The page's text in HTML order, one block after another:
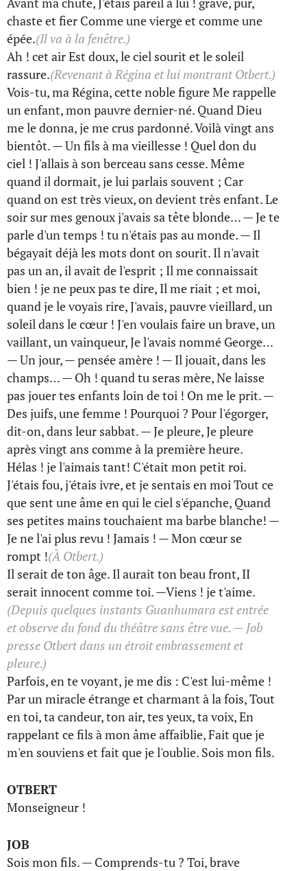
chaste et fier Comme une vierge et comme une
épée.(Il va à la fenêtre.)
Ah ! cet air Est doux, le ciel sourit et le soleil
rassure.(Revenant à Régina et lui montrant Otbert.)
Vois-tu, ma Régina, cette noble figure Me rappelle
un enfant, mon pauvre dernier-né. Quand Dieu
me le donna, je me crus pardonné. Voilà vingt ans
bientôt. — Un fils à ma vieillesse ! Quel don du
ciel ! J'allais à son berceau sans cesse. Même
quand il dormait, je lui parlais souvent ; Car
quand on est très vieux, on devient très enfant. Le
soir sur mes genoux j'avais sa tête blonde… — Je te
parle d'un temps ! tu n'étais pas au monde. — Il
bégayait déjà les mots dont on sourit. Il n'avait
pas un an, il avait de l'esprit ; Il me connaissait
bien ! je ne peux pas te dire, Il me riait ; et moi,
quand je le voyais rire, J'avais, pauvre vieillard, un
soleil dans le cœur ! J'en voulais faire un brave, un
vaillant, un vainqueur, Je l'avais nommé George…
— Un jour, — pensée amère ! — Il jouait, dans les
champs… — Oh ! quand tu seras mère, Ne laisse
pas jouer tes enfants loin de toi ! On me le prit. —
Des juifs, une femme ! Pourquoi ? Pour l'égorger,
dit-on, dans leur sabbat. — Je pleure, Je pleure
après vingt ans comme à la première heure.
Hélas ! je l'aimais tant! C'était mon petit roi.
J'étais fou, j'étais ivre, et je sentais en moi Tout ce
que sent une âme en qui le ciel s'épanche, Quand
ses petites mains touchaient ma barbe blanche! —
Je ne l'ai plus revu ! Jamais ! — Mon cœur se
rompt !(À Otbert.)
Il serait de ton âge. Il aurait ton beau front, II
serait innocent comme toi. —Viens ! je t'aime.
(Depuis quelques instants Guanhumara est entrée
et observe du fond du théâtre sans être vue. — Job
presse Otbert dans un étroit embrassement et
pleure.)
Parfois, en te voyant, je me dis : C'est lui-même !
Par un miracle étrange et charmant à la fois, Tout
en toi, ta candeur, ton air, tes yeux, ta voix, En
rappelant ce fils à mon âme affaiblie, Fait que je
m'en souviens et fait que je l'oublie. Sois mon fils.
OTBERT
Monseigneur !
JOB
Sois mon fils. — Comprends-tu ? Toi, brave